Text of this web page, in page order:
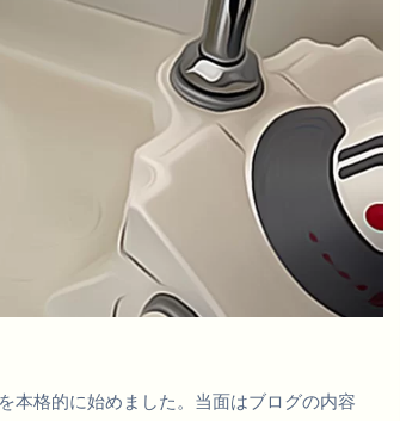
本格的に始めました。当面はブログの内容